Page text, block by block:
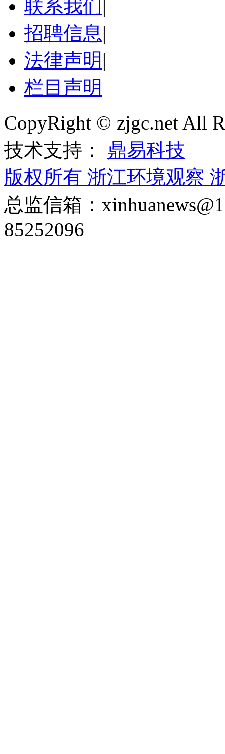
联系我们|
招聘信息|
法律声明 |
栏目声明
CopyRight © zjgc.net All
技术支持： 鼎易科技
版权所有 浙江环境观察
总监信箱：
85252096